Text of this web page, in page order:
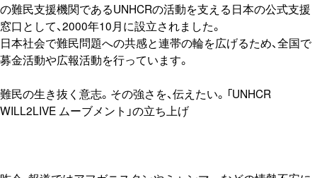
の難民支援機関であるUNHCRの活動を支える日本の公式支援
窓口として、2000年10月に設立されました。
日本社会で難民問題への共感と連帯の輪を広げるため、全国で
募金活動や広報活動を行っています。
難民の生き抜く意志。その強さを、伝えたい。「UNHCR
WILL2LIVE ムーブメント」の立ち上げ